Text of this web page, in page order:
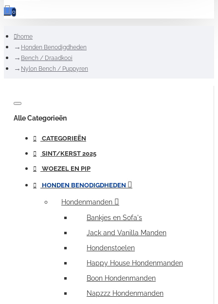
0
home
Honden Benodigdheden
Bench / Draadkooi
Nylon Bench / Puppyren
Alle Categorieën
CATEGORIEËN
SINT/KERST 2025
WOEZEL EN PIP
HONDEN BENODIGDHEDEN
Hondenmanden
Bankjes en Sofa's
Jack and Vanilla Manden
Hondenstoelen
Happy House Hondenmanden
Boon Hondenmanden
Napzzz Hondenmanden